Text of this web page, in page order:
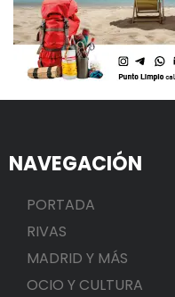
NAVEGACIÓN
PORTADA
RIVAS
MADRID Y MÁS
OCIO Y CULTURA